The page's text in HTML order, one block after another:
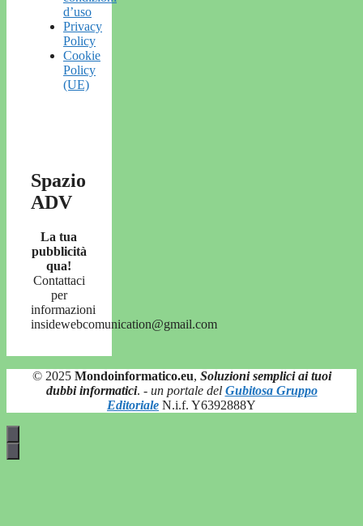
d’uso
Privacy
Policy
Cookie
Policy
(UE)
Spazio
ADV
La tua
pubblicità
qua!
Contattaci
per
informazioni
insidewebcomunication@gmail.com
© 2025 Mondoinformatico.eu, Soluzioni semplici ai tuoi
dubbi informatici. - un portale del Gubitosa Gruppo
Editoriale N.i.f. Y6392888Y